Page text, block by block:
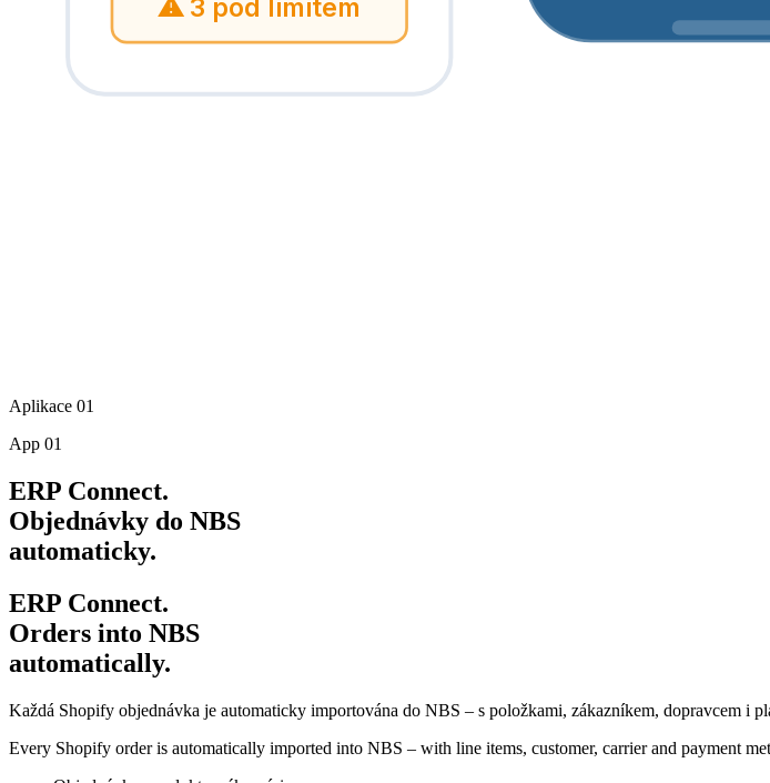
⚠ 3 pod limitem
Aplikace 01
App 01
ERP Connect.
Objednávky do NBS
automaticky.
ERP Connect.
Orders into NBS
automatically.
Každá Shopify objednávka je automaticky importována do NBS – s položkami, zákazníkem, dopravcem i
Every Shopify order is automatically imported into NBS – with line items, customer, carrier and payment